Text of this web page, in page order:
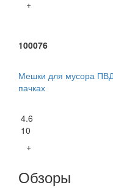
+
100076
Мешки для мусора
пачках
4.6
10
+
Обзоры